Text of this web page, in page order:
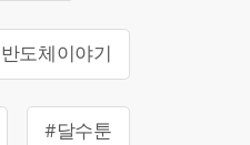
도체이야기
#달수툰